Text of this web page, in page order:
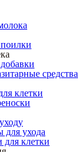
средства
клетки
для ухода
клетки